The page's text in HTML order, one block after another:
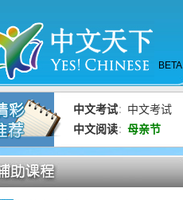
BETA
中文考试： 中文考试
中文阅读： 母亲节